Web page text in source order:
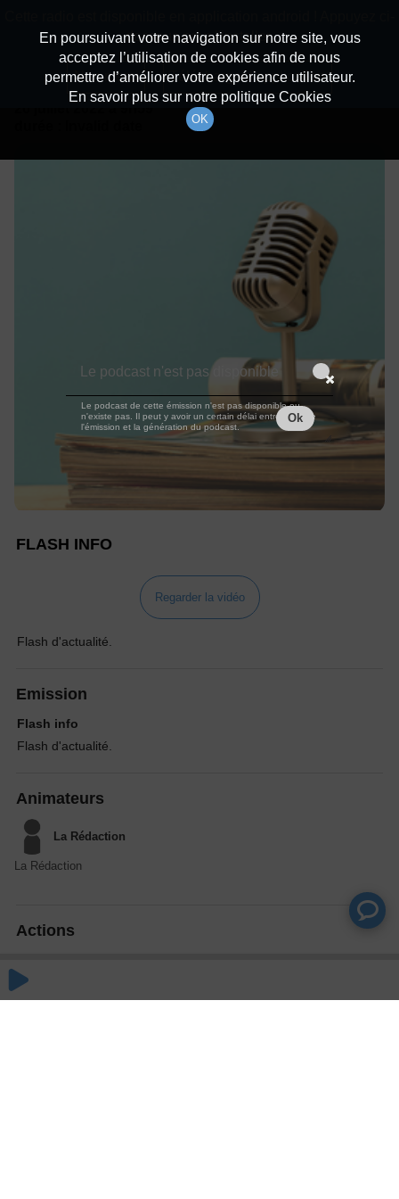
Détails De L'épisode
à 9h59
FLASH INFO
Regarder la vidéo
Flash d'actualité.
Emission
Flash info
Flash d'actualité.
Animateurs
La Rédaction
La Rédaction
Actions
En poursuivant votre navigation sur notre site, vous
acceptez l’utilisation de cookies afin de nous
permettre d’améliorer votre expérience utilisateur.
En savoir plus sur notre politique Cookies
OK
dessous pour l'installer.
Non merci Télécharger l'application
Le podcast n'est pas disponible
Le podcast de cette émission n'est pas disponible ou
n'existe pas. Il peut y avoir un certain délai entre la fin de
l'émission et la génération du podcast.
Ok